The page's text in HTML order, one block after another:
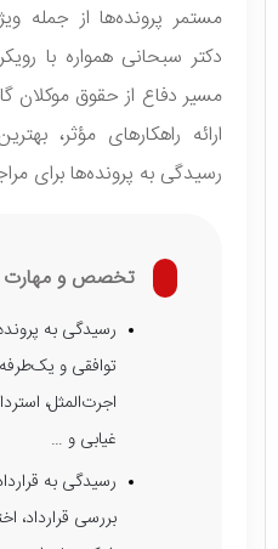
مستمر پرونده‌ها از جمله
دکتر سبحانی همواره با
مسیر دفاع از حقوق موکلان
ارائه راهکارهای مؤثر،
رسیدگی به پرونده‌ها برای
تخصص و مهارت
رسیدگی به
توافقی و
اجرت‌المثل،
غیابی و …
رسیدگی به
بررسی قرارداد،